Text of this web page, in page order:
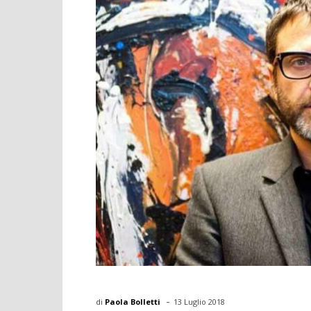
di Paola Bolletti - 13 Luglio 2018